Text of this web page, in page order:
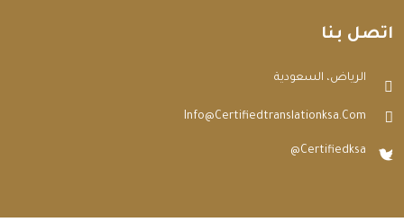
اتصل بنا
الرياض، السعودية
Info@certifiedtranslationksa.com
@certifiedksa